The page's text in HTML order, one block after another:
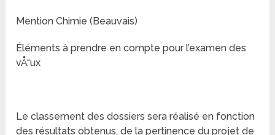
Mention Chimie (Beauvais)
Éléments à prendre en compte pour l’examen des
vÅ“ux
Le classement des dossiers sera réalisé en fonction
des résultats obtenus, de la pertinence du projet de